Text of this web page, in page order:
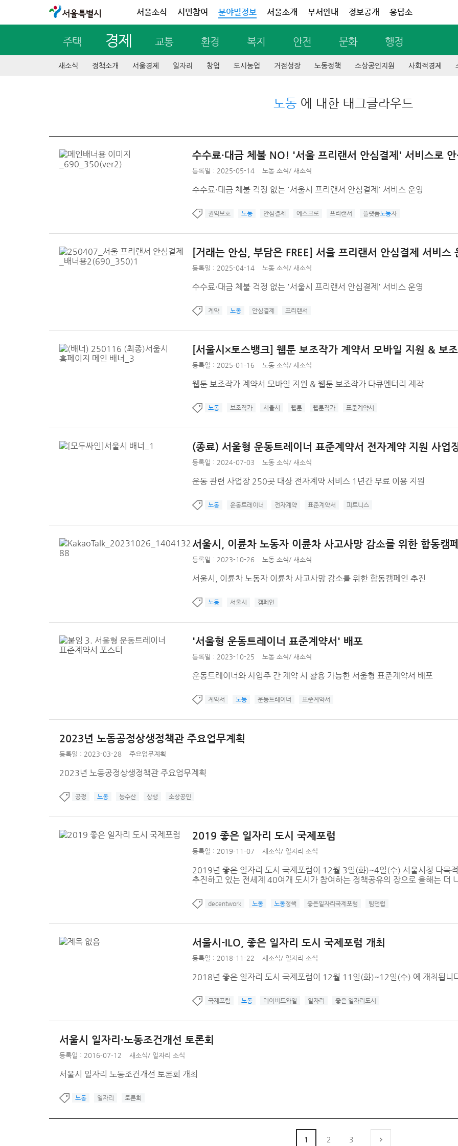
서울특별시 서울소식 시민참여 분야별정보 서울소개 부서안내 정보공개 응답소
주택 경제 교통 환경 복지 안전 문화 행정
새소식 정책소개 서울경제 일자리 창업 도시농업 거점성장 노동정책 소상공인지원 사회적경제
노동 에 대한 태그클라우드
수수료·대금 체불 NO! '서울 프리랜서 안심결제' 서비스로
등록일 : 2025-05-14 노동 소식/ 새소식
수수료·대금 체불 걱정 없는 '서울시 프리랜서 안심결제' 서비스 운영
권익보호 노동 안심결제 에스크로 프리랜서 플랫폼노동자
[거래는 안심, 부담은 FREE] 서울 프리랜서 안심결제 서비스
등록일 : 2025-04-14 노동 소식/ 새소식
수수료·대금 체불 걱정 없는 '서울시 프리랜서 안심결제' 서비스 운영
계약 노동 안심결제 프리랜서
[서울시×토스뱅크] 웹툰 보조작가 계약서 모바일 지원 & 보
등록일 : 2025-01-16 노동 소식/ 새소식
웹툰 보조작가 계약서 모바일 지원 & 웹툰 보조작가 다큐멘터리 제작
노동 보조작가 서울시 웹툰 웹툰작가 표준계약서
(종료) 서울형 운동트레이너 표준계약서 전자계약 지원 사업
등록일 : 2024-07-03 노동 소식/ 새소식
운동 관련 사업장 250곳 대상 전자계약 서비스 1년간 무료 이용 지원
노동 운동트레이너 전자계약 표준계약서 피트니스
서울시, 이륜차 노동자 이륜차 사고사망 감소를 위한 합동캠
등록일 : 2023-10-26 노동 소식/ 새소식
서울시, 이륜차 노동자 이륜차 사고사망 감소를 위한 합동캠페인 추진
노동 서울시 캠페인
'서울형 운동트레이너 표준계약서' 배포
등록일 : 2023-10-25 노동 소식/ 새소식
운동트레이너와 사업주 간 계약 시 활용 가능한 서울형 표준계약서 배포
계약서 노동 운동트레이너 표준계약서
2023년 노동공정상생정책관 주요업무계획
등록일 : 2023-03-28 주요업무계획
2023년 노동공정상생정책관 주요업무계획
공정 노동 농수산 상생 소상공인
2019 좋은 일자리 도시 국제포럼
등록일 : 2019-11-07 새소식/ 일자리 소식
2019년 좋은 일자리 도시 국제포럼이 12월 3일(화)~4일(수) 서울시청 다목
추진하고 있는 전세계 40여개 도시가 참여하는 정책공유의 장으로 올해는 더
decentwork 노동 노동정책 좋은일자리국제포럼 팀던럽
서울시-ILO, 좋은 일자리 도시 국제포럼 개최
등록일 : 2018-11-22 새소식/ 일자리 소식
2018년 좋은 일자리 도시 국제포럼이 12월 11일(화)~12일(수) 에 개최됩니
국제포럼 노동 데이비드와일 일자리 좋은 일자리도시
서울시 일자리·노동조건개선 토론회
등록일 : 2016-07-12 새소식/ 일자리 소식
서울시 일자리 노동조건개선 토론회 개최
노동 일자리 토론회
1 2 3